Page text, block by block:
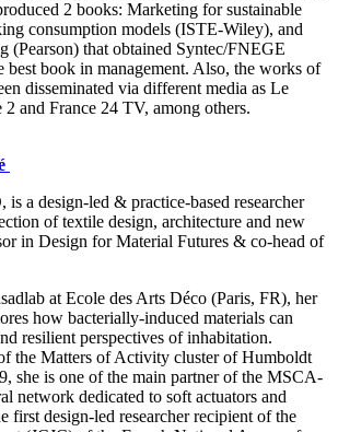
2 books: Marketing for sustainable
consumption models (ISTE-Wiley), and
(Pearson) that obtained Syntec/FNEGE
best book in management. Also, the works of
disseminated via different media as Le
2 and France 24 TV, among others.
is a design-led & practice-based researcher
of textile design, architecture and new
in Design for Material Futures & co-head of
at Ecole des Arts Déco (Paris, FR), her
how bacterially-induced materials can
resilient perspectives of inhabitation.
the Matters of Activity cluster of Humboldt
she is one of the main partner of the MSCA-
network dedicated to soft actuators and
first design-led researcher recipient of the